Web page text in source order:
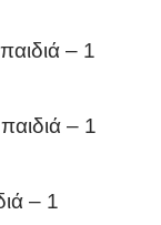
– 1
– 1
– 1